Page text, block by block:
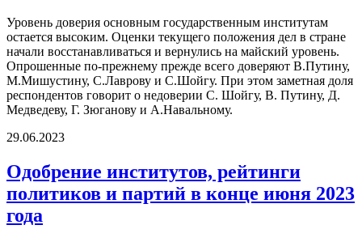
Уровень доверия основным государственным институтам
остается высоким. Оценки текущего положения дел в стране
начали восстанавливаться и вернулись на майский уровень.
Опрошенные по-прежнему прежде всего доверяют В.Путину,
М.Мишустину, С.Лаврову и С.Шойгу. При этом заметная доля
респондентов говорит о недоверии С. Шойгу, В. Путину, Д.
Медведеву, Г. Зюганову и А.Навальному.
29.06.2023
Одобрение институтов, рейтинги
политиков и партий в конце июня 2023
года